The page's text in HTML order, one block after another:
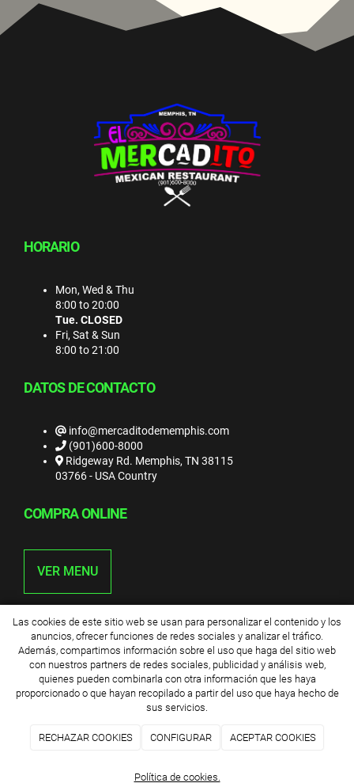
HORARIO
Mon, Wed & Thu
8:00 to 20:00
Tue. CLOSED
Fri, Sat & Sun
8:00 to 21:00
DATOS DE CONTACTO
info@mercaditodememphis.com
(901)600-8000
Ridgeway Rd. Memphis, TN 38115
03766 - USA Country
COMPRA ONLINE
VER MENU
El mercadito2026|Aviso legal y Política de privacidad |Política de
cookies|Términos y condiciones de compra
Las cookies de este sitio web se usan para personalizar el contenido y los
anuncios, ofrecer funciones de redes sociales y analizar el tráfico.
Además, compartimos información sobre el uso que haga del sitio web
con nuestros partners de redes sociales, publicidad y análisis web,
quienes pueden combinarla con otra información que les haya
proporcionado o que hayan recopilado a partir del uso que haya hecho de
sus servicios.
RECHAZAR COOKIES CONFIGURAR ACEPTAR COOKIES
Política de cookies.